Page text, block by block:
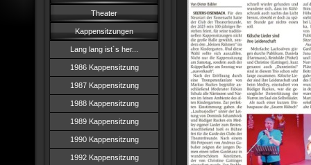
Theater
Kappensitzungen
Lang lang ist´s her...
1986 Kappensitzung
1987 Kappensitzung
1988 Kappensitzung
1989 Kappensitzung
1990 Kappensitzung
1992 Kappensitzung